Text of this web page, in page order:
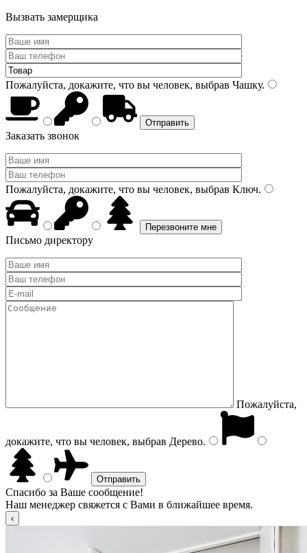
Вызвать замерщика
Пожалуйста, докажите, что вы человек, выбрав Чашку.
Заказать звонок
Пожалуйста, докажите, что вы человек, выбрав Ключ.
Письмо директору
Пожалуйста,
докажите, что вы человек, выбрав Дерево.
Спасибо за Ваше сообщение!
Наш менеджер свяжется с Вами в ближайшее время.